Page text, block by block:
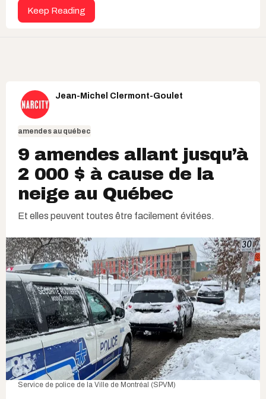
Keep Reading
Jean-Michel Clermont-Goulet
amendes au québec
9 amendes allant jusqu’à
2 000 $ à cause de la
neige au Québec
Et elles peuvent toutes être facilement évitées.
Service de police de la Ville de Montréal (SPVM)